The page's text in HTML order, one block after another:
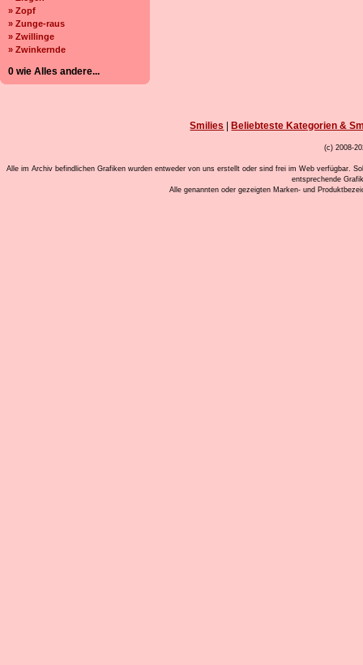
» Zopf
» Zunge-raus
» Zwillinge
» Zwinkernde
0 wie Alles andere...
Smilies Beliebteste Kategorien &
(c) 2008-
Alle im Archiv befindlichen Grafiken wurden entweder von uns erstellt oder sind frei im Web verfügbar.
entsprechende
Alle genannten oder gezeigten Marken- und